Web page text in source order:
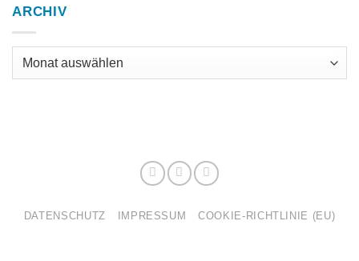
ARCHIV
Archiv
DATENSCHUTZ IMPRESSUM COOKIE-RICHTLINIE (EU)